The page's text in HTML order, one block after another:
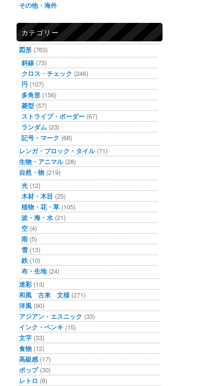
その他・海外
カテゴリー
図形 (763)
斜線 (73)
クロス・チェック (246)
円 (107)
多角形 (156)
菱型 (57)
ストライプ・ボーダー (67)
ランダム (23)
記号・マーク (68)
レンガ・ブロック・タイル(71)
生物・アニマル(28)
自然・物 (219)
光 (12)
木材・木目 (25)
植物・花・草 (105)
波・海・水 (21)
空 (4)
雨 (5)
雪 (13)
鉄 (10)
布・生地(24)
迷彩 (13)
和風 古来 文様 (271)
洋風 (90)
アジアン・エスニック (33)
インク・ペンキ (15)
文字 (33)
食物 (12)
高級感 (17)
ポップ(30)
レトロ (8)